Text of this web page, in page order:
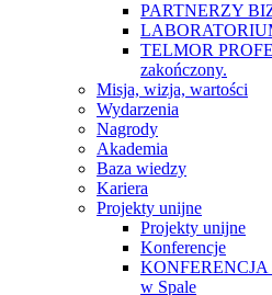
PARTNERZY
TELMOR
zakończony.
Misja, wizja, wartości
Wydarzenia
Nagrody
Akademia
Baza wiedzy
Kariera
Projekty unijne
Projekty unijne
Konferencje
KONFERENCJA
w Spale